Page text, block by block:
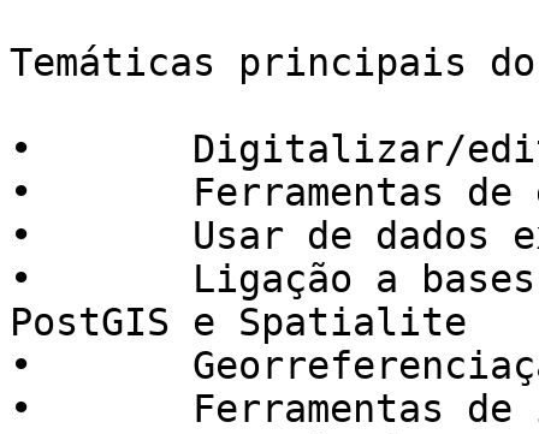
Temáticas principais
•	Digitalizar/editar vetores
•	Ferramentas de edição "CAD"
•	Usar de dados externos WMS, WFS e WCS
•	Ligação a bases de dados geográficas:
PostGIS e Spatialite
•	Georreferenciação
•	Ferramentas de interface com aparelhos GPS